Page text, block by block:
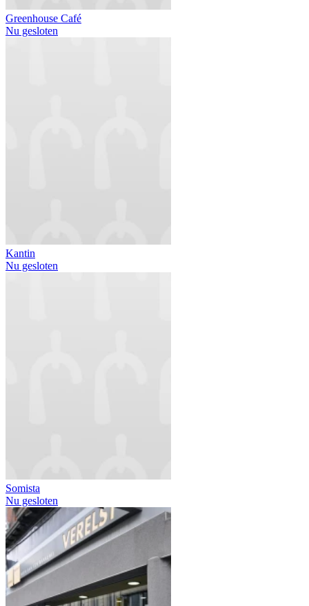
Greenhouse Café
Nu gesloten
Kantin
Nu gesloten
Somista
Nu gesloten